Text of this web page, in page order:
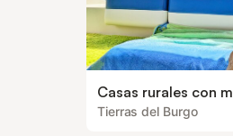
Casas rurales con
Tierras del Burgo